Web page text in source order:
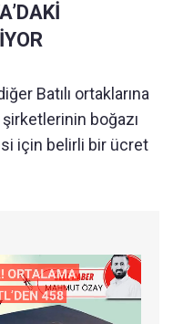
Batılı ortaklarına
boğazı
için belirli bir ücret